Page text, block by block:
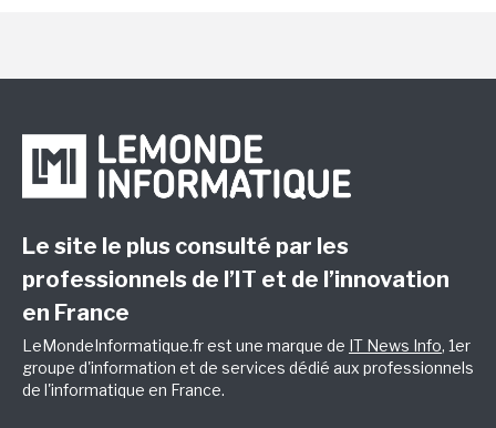
Le site le plus consulté par les
professionnels de l’IT et de l’innovation
en France
LeMondeInformatique.fr est une marque de IT News Info, 1er
groupe d'information et de services dédié aux professionnels
de l'informatique en France.